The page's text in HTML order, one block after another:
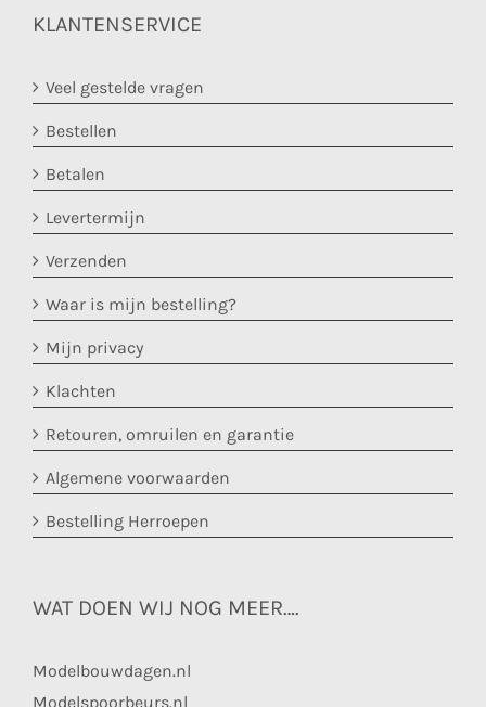
KLANTENSERVICE
Veel gestelde vragen
Bestellen
Betalen
Levertermijn
Verzenden
Waar is mijn bestelling?
Mijn privacy
Klachten
Retouren, omruilen en garantie
Algemene voorwaarden
Bestelling Herroepen
WAT DOEN WIJ NOG MEER….
Modelbouwdagen.nl
Modelspoorbeurs.nl